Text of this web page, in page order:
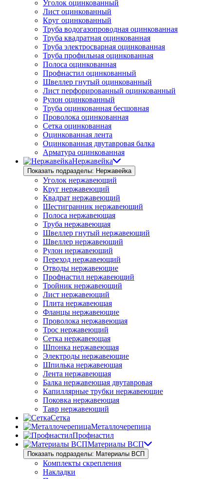
Уголок оцинкованный
Лист оцинкованный
Круг оцинкованный
Труба водогазопроводная оцинкованная
Труба квадратная оцинкованная
Труба электросварная оцинкованная
Труба профильная оцинкованная
Полоса оцинкованная
Профнастил оцинкованный
Швеллер гнутый оцинкованный
Лист перфорированный оцинкованный
Рулон оцинкованный
Труба оцинкованная бесшовная
Проволока оцинкованная
Сетка оцинкованная
Оцинкованная лента
Оцинкованная двутавровая балка
Арматура оцинкованная
Нержавейка
Показать подразделы: Нержавейка
Уголок нержавеющий
Круг нержавеющий
Квадрат нержавеющий
Шестигранник нержавеющий
Полоса нержавеющая
Труба нержавеющая
Швеллер гнутый нержавеющий
Швеллер нержавеющий
Рулон нержавеющий
Переход нержавеющий
Отводы нержавеющие
Профнастил нержавеющий
Тройник нержавеющий
Лист нержавеющий
Плита нержавеющая
Фланцы нержавеющие
Проволока нержавеющая
Трос нержавеющий
Сетка нержавеющая
Шпонка нержавеющая
Электроды нержавеющие
Шпилька нержавеющая
Лента нержавеющая
Балка нержавеющая двутавровая
Капиллярные трубки нержавеющие
Поковка нержавеющая
Тавр нержавеющий
Сетка
Металлочерепица
Профнастил
Материалы ВСП
Показать подразделы: Материалы ВСП
Комплекты скрепления
Накладки